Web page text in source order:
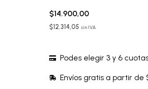
$14.900,00
$12.314,05 sin IVA
Podes elegir 3 y 6
Envíos gratis a partir de